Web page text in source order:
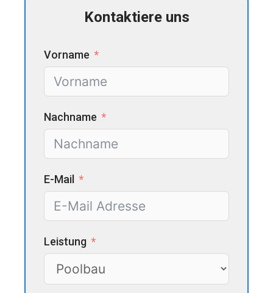
Kontaktiere uns
Vorname
Nachname
E-Mail
Leistung